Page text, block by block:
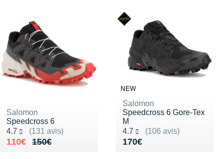
Salomon
Speedcross 6
4.7
(131 avis)
Noté 4.7 sur 5
150€
Au lieu de 150€
110€
Vendu 110€
NEW
Salomon
Speedcross 6 Gore-Tex
M
4.7
(106 avis)
Noté 4.7 sur 5
170€
Vendu 170€